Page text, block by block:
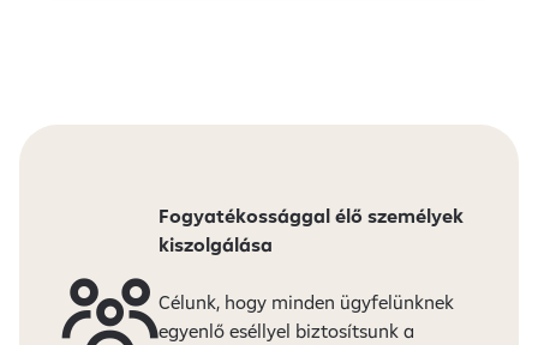
Fogyatékossággal élő személyek
kiszolgálása
Célunk, hogy minden ügyfelünknek
egyenlő eséllyel biztosítsunk a